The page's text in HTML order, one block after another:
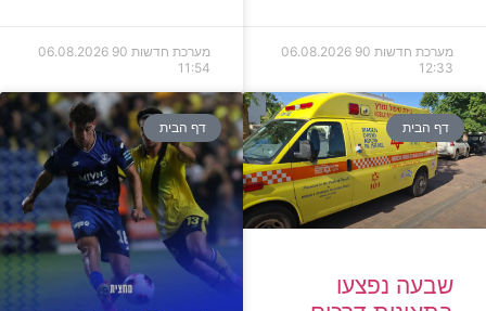
מערכת חדשות 90
06.08.2026
12:33
מערכת חדשות 90
06.08.2026
11:54
דף הבית
שבעה נפצעו
דף הבית